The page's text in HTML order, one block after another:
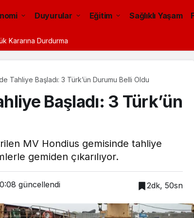
Duyurular Eğitim Sağlıklı Yaşam
Suçlamasını Reddetti
Tahliye Başladı: 3 Türk’ün Durumu Belli Oldu
Başladı: 3 Türk’ün
MV Hondius gemisinde tahliye
gemiden çıkarılıyor.
güncellendi 2dk, 50sn
Genel